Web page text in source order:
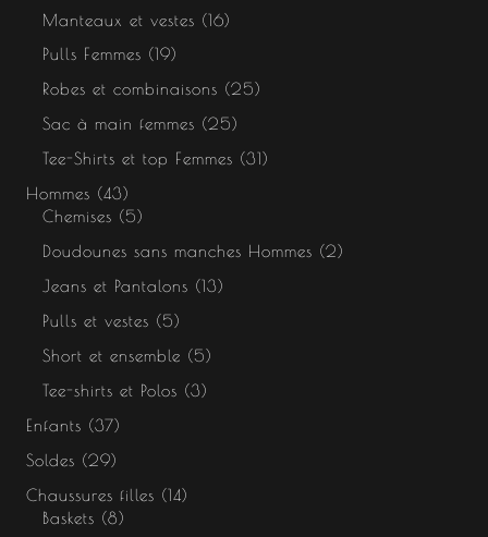
Manteaux et vestes
16
Pulls Femmes
19
Robes et combinaisons
25
Sac à main femmes
25
Tee-Shirts et top Femmes
31
Hommes
43
Chemises
5
Doudounes sans manches Hommes
2
Jeans et Pantalons
13
Pulls et vestes
5
Short et ensemble
5
Tee-shirts et Polos
3
Enfants
37
Soldes
29
Chaussures filles
14
Baskets
8